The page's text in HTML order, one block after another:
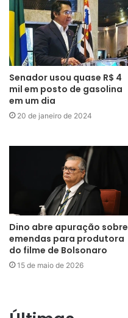
Senador usou quase R$ 4
mil em posto de gasolina
em um dia
20 de janeiro de 2024
Dino abre apuração sobre
emendas para produtora
do filme de Bolsonaro
15 de maio de 2026